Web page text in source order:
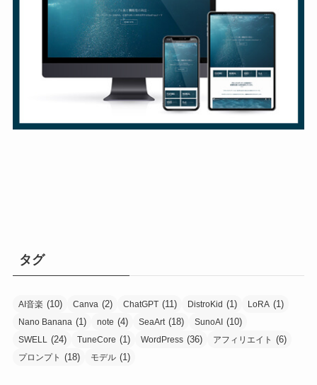
タグ
AI音楽 (10) Canva (2) ChatGPT (11) DistroKid (1) LoRA (1)
Nano Banana (1) note (4) SeaArt(18) SunoAI (10)
SWELL (24) TuneCore (1) WordPress (36) アフィリエイト (6)
プロンプト (18) モデル (1)